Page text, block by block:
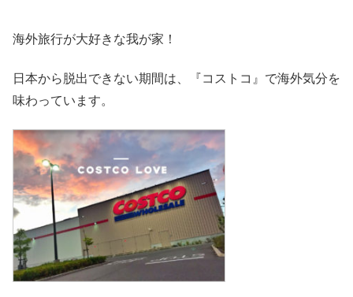
海外旅行が大好きな我が家！
日本から脱出できない期間は、『コストコ』 で海外気分を
味わっています。